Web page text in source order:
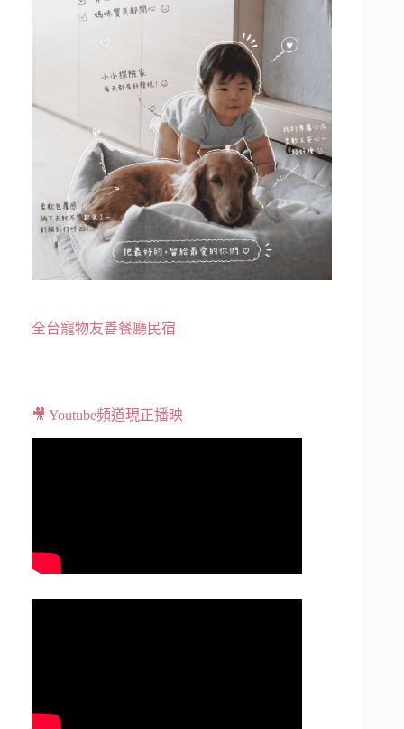
全台寵物友善餐廳民宿
🎥 Youtube頻道現正播映